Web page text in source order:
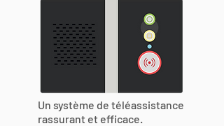
Un système de téléassistance
rassurant et efficace.